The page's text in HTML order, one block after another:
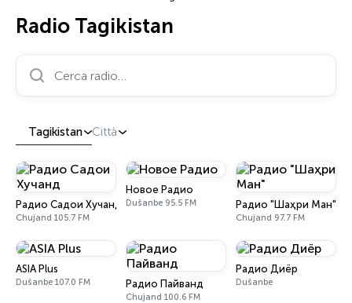
Radio Tagikistan
Cerca radio…
Tagikistan Città
Радио Садои Хучанд
Chujand 105.7 FM
Новое Радио
Dušanbe 95.5 FM Радио "Шаҳри Ман"
Chujand 97.7 FM
ASIA Plus
Dušanbe 107.0 FM Радио Пайванд
Chujand 100.6 FM
Радио Диёр
Dušanbe